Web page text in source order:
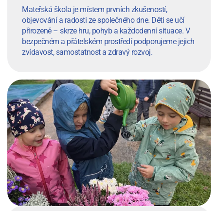
Mateřská škola je místem prvních zkušeností,
objevování a radosti ze společného dne. Děti se učí
přirozeně – skrze hru, pohyb a každodenní situace. V
bezpečném a přátelském prostředí podporujeme jejich
zvídavost, samostatnost a zdravý rozvoj.